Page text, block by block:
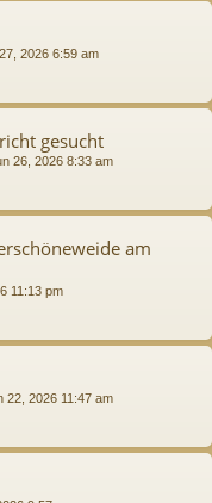
2026 6:59 am
gesucht
26, 2026 8:33 am
am
11:13 pm
22, 2026 11:47 am